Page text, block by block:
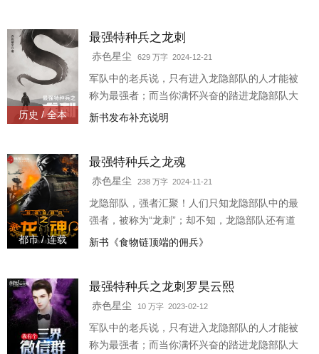
历史 / 全本
最强特种兵之龙刺
赤色星尘 629 万字 2024-12-21
军队中的老兵说，只有进入龙隐部队的人才能被
称为最强者；而当你满怀兴奋的踏进龙隐部队大
门的时候，你依然会被那里的教官称为“菜鸟”。
卒，前进虽难，谁可曾见我后退半步！
新书发布补充说明
都市 / 连载
最强特种兵之龙魂
赤色星尘 238 万字 2024-11-21
龙隐部队，强者汇聚！人们只知龙隐部队中的最
强者，被称为“龙刺”；却不知，龙隐部队还有道
“影子”，被称为“龙魂”，“龙魂”万中无一！如果说
新书《食物链顶端的佣兵》
最强特种兵之龙刺罗昊云熙
赤色星尘 10 万字 2023-02-12
军队中的老兵说，只有进入龙隐部队的人才能被
称为最强者；而当你满怀兴奋的踏进龙隐部队大